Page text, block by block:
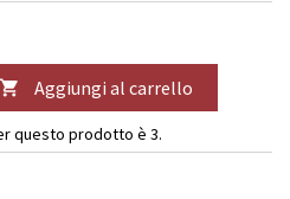
 Aggiungi al carrello
questo prodotto è 3.